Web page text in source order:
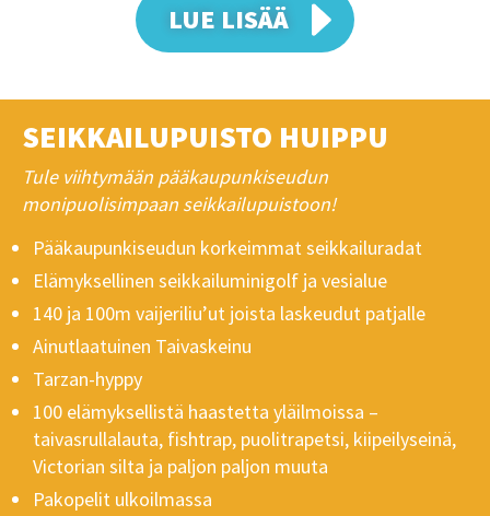
LUE LISÄÄ
SEIKKAILUPUISTO HUIPPU
Tule viihtymään pääkaupunkiseudun
monipuolisimpaan seikkailupuistoon!
Pääkaupunkiseudun korkeimmat seikkailuradat
Elämyksellinen seikkailuminigolf ja vesialue
140 ja 100m vaijeriliu’ut joista laskeudut patjalle
Ainutlaatuinen Taivaskeinu
Tarzan-hyppy
100 elämyksellistä haastetta yläilmoissa –
taivasrullalauta, fishtrap, puolitrapetsi, kiipeilyseinä,
Victorian silta ja paljon paljon muuta
Pakopelit ulkoilmassa